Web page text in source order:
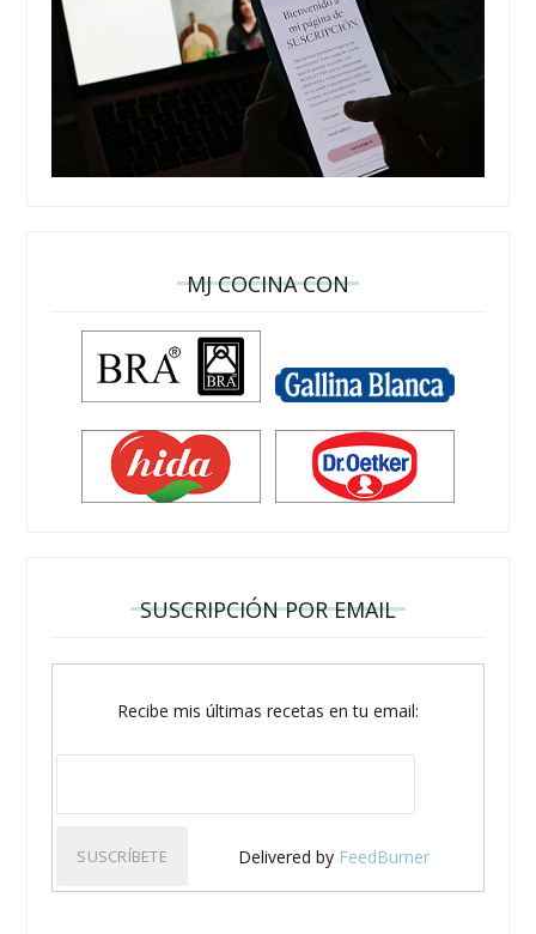
MJ COCINA CON
SUSCRIPCIÓN POR EMAIL
Recibe mis últimas recetas en tu email:
Delivered by FeedBurner